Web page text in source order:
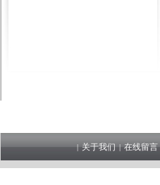
|关于我们 |在线留言